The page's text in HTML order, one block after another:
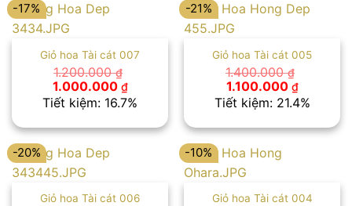
-17%
Giỏ hoa Tài cát 007
1.200.000₫
Giá
gốc
là:
1.000.000 ₫Giá
hiện
tại
1.000.000 ₫.
Tiết kiệm: 16.7%
-21%
Giỏ hoa Tài cát 005
1.400.000₫
Giá
gốc
là:
1.100.000 ₫Giá
hiện
tại
Tiết kiệm: 21.4%
-20%
Giỏ hoa Tài cát 006
-10%
Giỏ hoa Tài cát 004